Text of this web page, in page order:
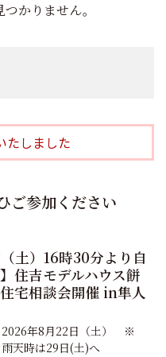
かりません。
たしました
ご参加ください
（土）16時30分より自
住吉モデルハウス餅
宅相談会開催 in隼人
2026年8月22日（土） ※
雨天時は29日(土)へ